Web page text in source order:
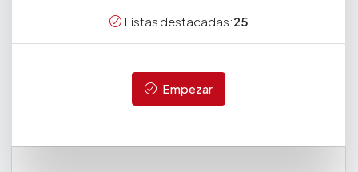
Listas destacadas:25
Empezar